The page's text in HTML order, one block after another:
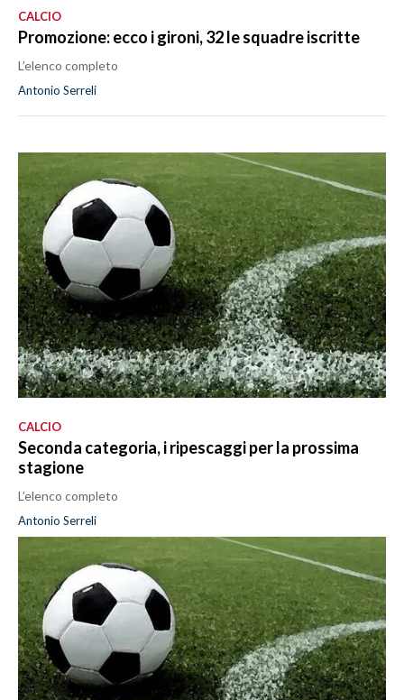
CALCIO
Promozione: ecco i gironi, 32 le squadre iscritte
L’elenco completo
Antonio Serreli
CALCIO
Seconda categoria, i ripescaggi per la prossima
stagione
L’elenco completo
Antonio Serreli